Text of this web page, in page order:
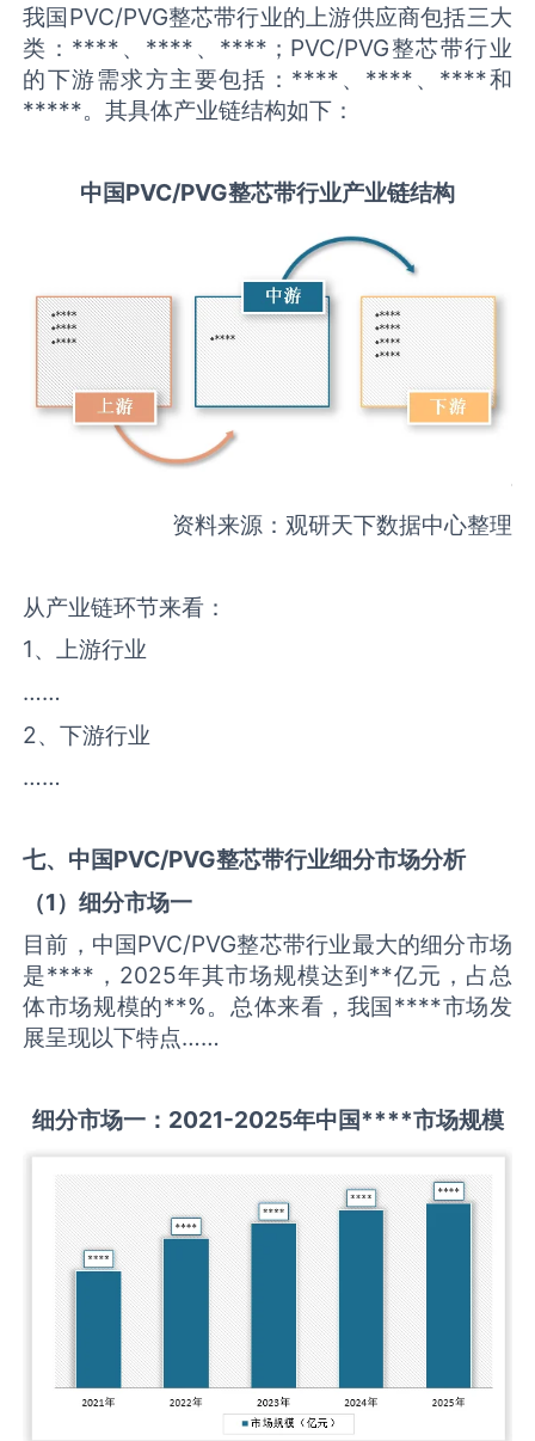
我国PVC/PVG整芯带行业的上游供应商包括三大
类：****、****、****；PVC/PVG整芯带行业
的下游需求方主要包括：****、****、****和
*****。其具体产业链结构如下：
中国PVC/PVG整芯带行业产业链结构
资料来源：观研天下数据中心整理
从产业链环节来看：
1、上游行业
……
2、下游行业
……
七、中国PVC/PVG整芯带行业细分市场分析
（1）细分市场一
目前，中国PVC/PVG整芯带行业最大的细分市场
是****，2025年其市场规模达到**亿元，占总
体市场规模的**%。总体来看，我国****市场发
展呈现以下特点……
细分市场一： 2021-2025年中国****市场规模